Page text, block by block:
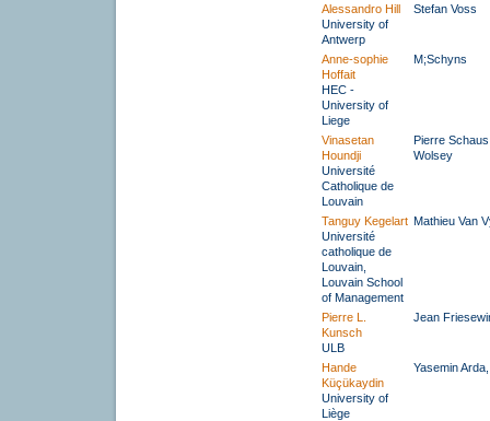
Alessandro Hill
University of
Antwerp
Stefan Voss
Anne-sophie
Hoffait
HEC -
University of
Liege
M;Schyns
Vinasetan
Houndji
Université
Catholique de
Louvain
Pierre
Wolsey
Tanguy Kegelart
Université
catholique de
Louvain,
Louvain School
of Management
Mathieu Van
Pierre L.
Kunsch
ULB
Jean
Hande
Küçükaydin
University of
Liège
Yasemin